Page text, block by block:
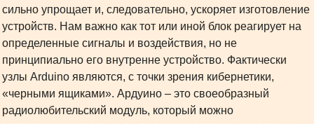
сильно упрощает и, следовательно, ускоряет изготовление
устройств. Нам важно как тот или иной блок реагирует на
определенные сигналы и воздействия, но не
принципиально его внутренне устройство. Фактически
узлы Arduino являются, с точки зрения кибернетики,
«черными ящиками». Ардуино – это своеобразный
радиолюбительский модуль, который можно